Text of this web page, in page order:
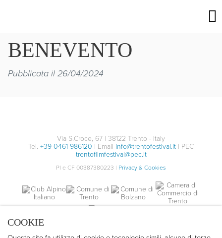
COOKIE
BENEVENTO
Pubblicata il 26/04/2024
Via S.Croce, 67 | 38122 Trento - Italy
Tel. +39 0461 986120 | Email info@trentofestival.it | PEC
trentofilmfestival@pec.it
PI e CF 00387380223 | Privacy & Cookies